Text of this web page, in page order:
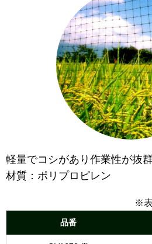
軽量でコシがあり作業性が抜
材質：ポリプロピレン
※表
品番